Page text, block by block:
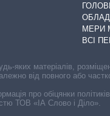
МЕРИ
ВСІ
яких матеріалів,
від повного або
про обіцянки
ТОВ «ІА Слово і Діло».